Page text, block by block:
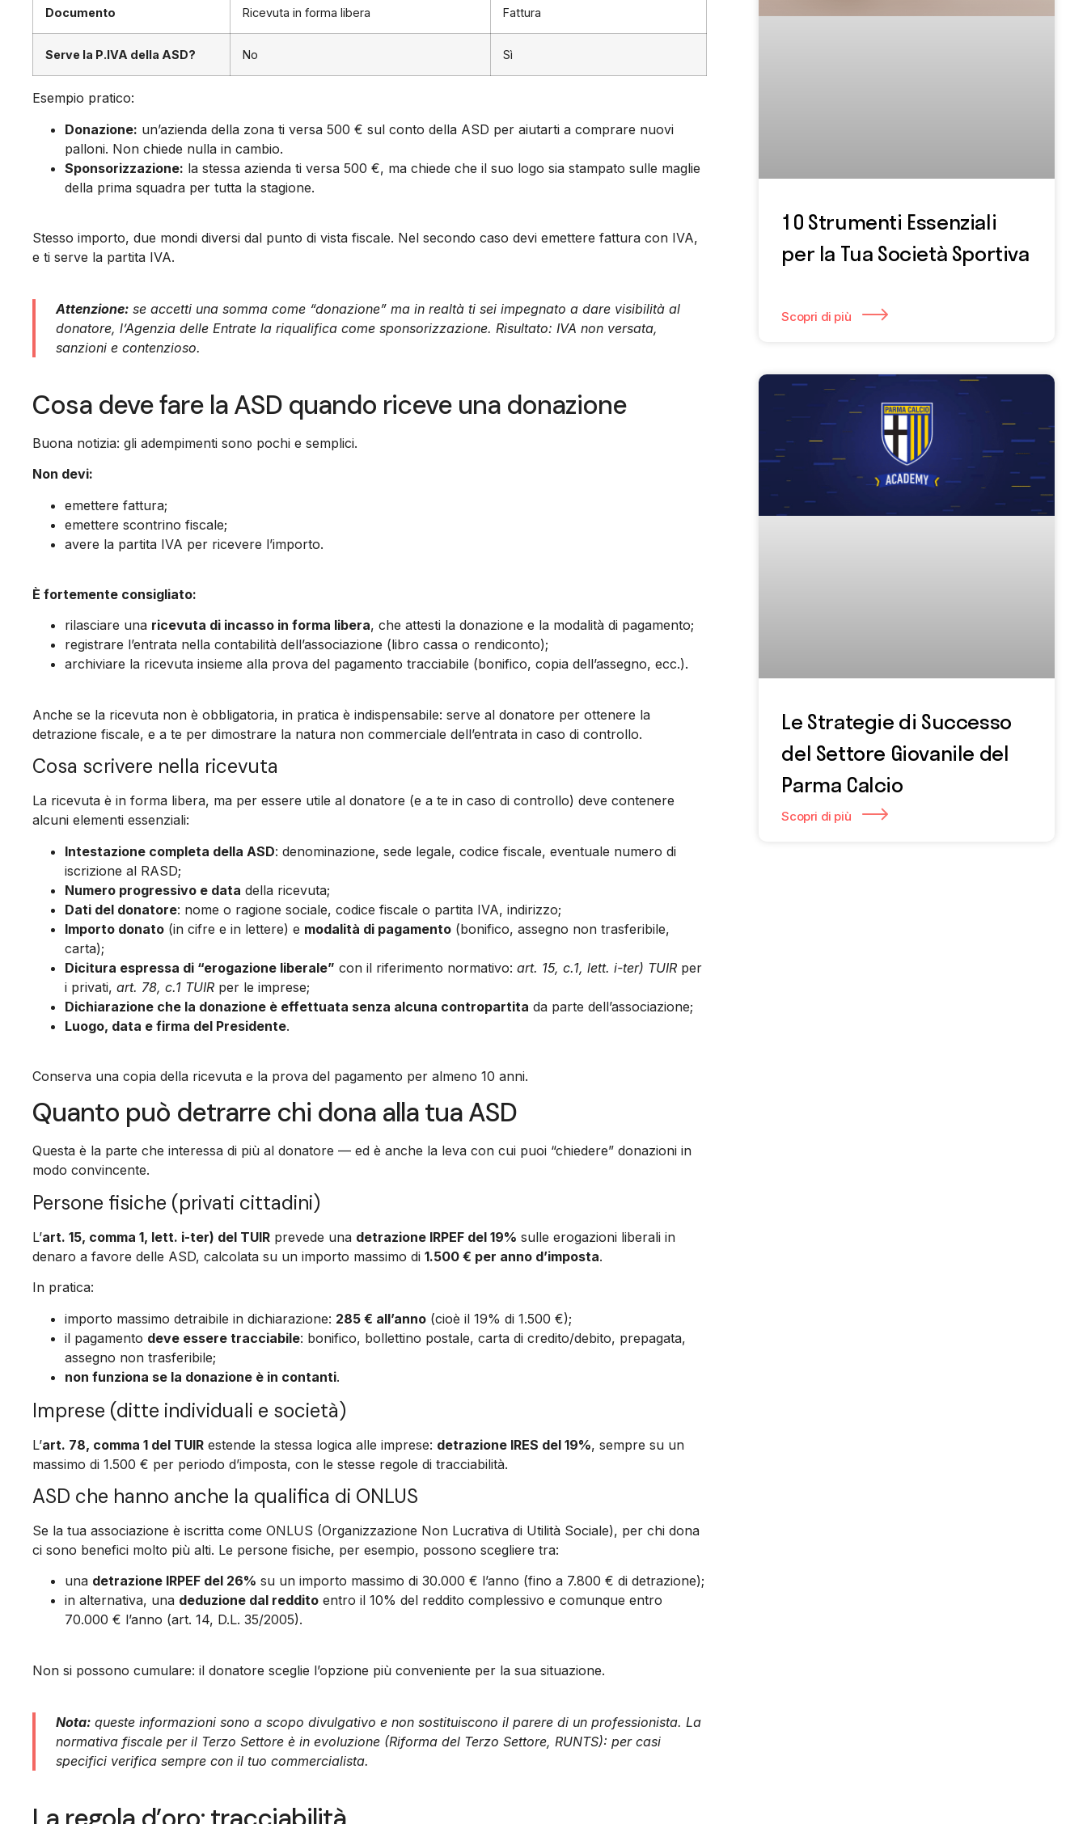
Documento Ricevuta in forma libera Fattura
Serve la P.IVA della ASD? No Sì
Esempio pratico:
Donazione: un’azienda della zona ti versa 500 € sul conto della ASD per aiutarti a comprare nuovi
palloni. Non chiede nulla in cambio.
Sponsorizzazione: la stessa azienda ti versa 500 €, ma chiede che il suo logo sia stampato sulle maglie
della prima squadra per tutta la stagione.
Stesso importo, due mondi diversi dal punto di vista fiscale. Nel secondo caso devi emettere fattura con IVA,
e ti serve la partita IVA.
Attenzione: se accetti una somma come “donazione” ma in realtà ti sei impegnato a dare visibilità al
donatore, l’Agenzia delle Entrate la riqualifica come sponsorizzazione. Risultato: IVA non versata,
sanzioni e contenzioso.
Cosa deve fare la ASD quando riceve una donazione
Buona notizia: gli adempimenti sono pochi e semplici.
Non devi:
emettere fattura;
emettere scontrino fiscale;
avere la partita IVA per ricevere l’importo.
È fortemente consigliato:
rilasciare una ricevuta di incasso in forma libera, che attesti la donazione e la modalità di pagamento;
registrare l’entrata nella contabilità dell’associazione (libro cassa o rendiconto);
archiviare la ricevuta insieme alla prova del pagamento tracciabile (bonifico, copia dell’assegno, ecc.).
Anche se la ricevuta non è obbligatoria, in pratica è indispensabile: serve al donatore per ottenere la
detrazione fiscale, e a te per dimostrare la natura non commerciale dell’entrata in caso di controllo.
Cosa scrivere nella ricevuta
La ricevuta è in forma libera, ma per essere utile al donatore (e a te in caso di controllo) deve contenere
alcuni elementi essenziali:
Intestazione completa della ASD: denominazione, sede legale, codice fiscale, eventuale numero di
iscrizione al RASD;
Numero progressivo e data della ricevuta;
Dati del donatore: nome o ragione sociale, codice fiscale o partita IVA, indirizzo;
Importo donato (in cifre e in lettere) e modalità di pagamento (bonifico, assegno non trasferibile,
carta);
Dicitura espressa di “erogazione liberale” con il riferimento normativo: art. 15, c.1, lett. i-ter) TUIR per
i privati, art. 78, c.1 TUIR per le imprese;
Dichiarazione che la donazione è effettuata senza alcuna contropartita da parte dell’associazione;
Luogo, data e firma del Presidente.
Conserva una copia della ricevuta e la prova del pagamento per almeno 10 anni.
Quanto può detrarre chi dona alla tua ASD
Questa è la parte che interessa di più al donatore — ed è anche la leva con cui puoi “chiedere” donazioni in
modo convincente.
Persone fisiche (privati cittadini)
L’art. 15, comma 1, lett. i-ter) del TUIR prevede una detrazione IRPEF del 19% sulle erogazioni liberali in
denaro a favore delle ASD, calcolata su un importo massimo di 1.500 € per anno d’imposta.
In pratica:
importo massimo detraibile in dichiarazione: 285 € all’anno (cioè il 19% di 1.500 €);
il pagamento deve essere tracciabile: bonifico, bollettino postale, carta di credito/debito, prepagata,
assegno non trasferibile;
non funziona se la donazione è in contanti.
Imprese (ditte individuali e società)
L’art. 78, comma 1 del TUIR estende la stessa logica alle imprese: detrazione IRES del 19%, sempre su un
massimo di 1.500 € per periodo d’imposta, con le stesse regole di tracciabilità.
ASD che hanno anche la qualifica di ONLUS
Se la tua associazione è iscritta come ONLUS (Organizzazione Non Lucrativa di Utilità Sociale), per chi dona
ci sono benefici molto più alti. Le persone fisiche, per esempio, possono scegliere tra:
una detrazione IRPEF del 26% su un importo massimo di 30.000 € l’anno (fino a 7.800 € di detrazione);
in alternativa, una deduzione dal reddito entro il 10% del reddito complessivo e comunque entro
70.000 € l’anno (art. 14, D.L. 35/2005).
Non si possono cumulare: il donatore sceglie l’opzione più conveniente per la sua situazione.
Nota: queste informazioni sono a scopo divulgativo e non sostituiscono il parere di un professionista. La
normativa fiscale per il Terzo Settore è in evoluzione (Riforma del Terzo Settore, RUNTS): per casi
specifici verifica sempre con il tuo commercialista.
10 Strumenti Essenziali
per la Tua Società Sportiva
Scopri di più
Le Strategie di Successo
del Settore Giovanile del
Parma Calcio
Scopri di più